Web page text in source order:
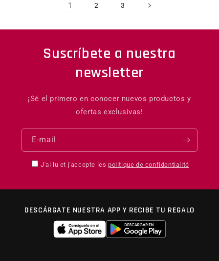
1 2 3
Suscríbete a nuestra
newsletter
¡Sé el primero en conocer nuevos productos y
ofertas exclusivas!
E-mail
J'ai lu et j'accepte les politique de confidentialité
DESCÁRGATE NUESTRA APP Y RECIBE TU REGALO